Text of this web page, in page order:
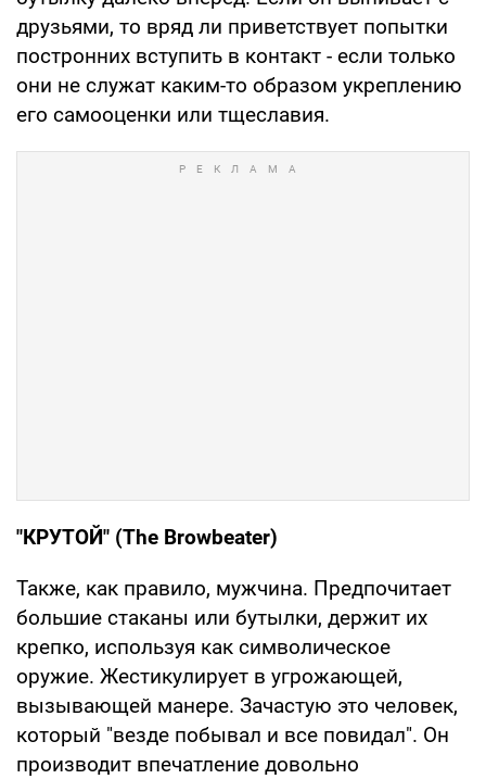
друзьями, то вряд ли приветствует попытки
постронних вступить в контакт - если только
они не служат каким-то образом укреплению
его самооценки или тщеславия.
"КРУТОЙ" (The Browbeater)
Также, как правило, мужчина. Предпочитает
большие стаканы или бутылки, держит их
крепко, используя как символическое
оружие. Жестикулирует в угрожающей,
вызывающей манере. Зачастую это человек,
который "везде побывал и все повидал". Он
производит впечатление довольно